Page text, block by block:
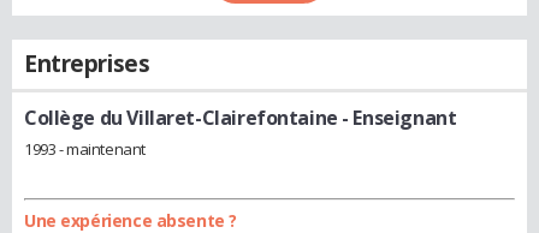
Entreprises
Collège du Villaret-Clairefontaine - Enseignant
1993 - maintenant
Une expérience absente ?